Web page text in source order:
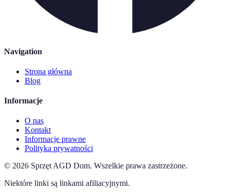
Navigation
Strona główna
Blog
Informacje
O nas
Kontakt
Informacje prawne
Polityka prywatności
© 2026 Sprzęt AGD Dom. Wszelkie prawa zastrzeżone.
Niektóre linki są linkami afiliacyjnymi.